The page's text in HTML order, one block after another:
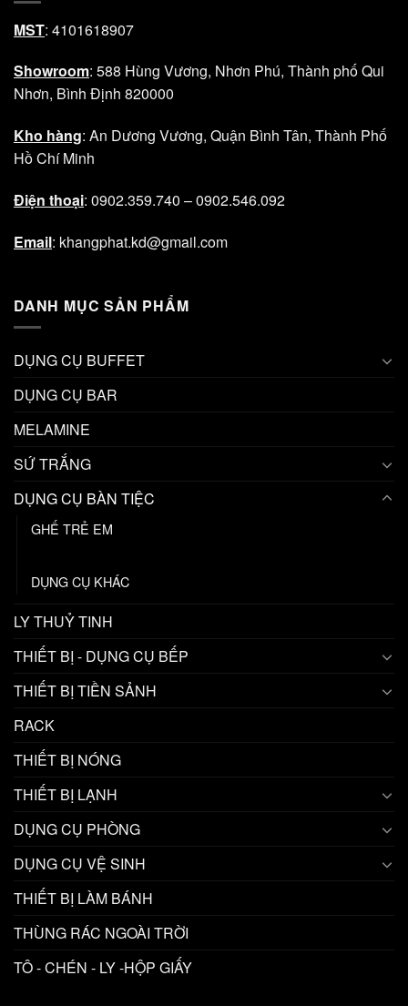
MST: 4101618907
Showroom: 588 Hùng Vương, Nhơn Phú, Thành phố Qui
Nhơn, Bình Định 820000
Kho hàng: An Dương Vương, Quận Bình Tân, Thành Phố
Hồ Chí Minh
Điện thoại: 0902.359.740 – 0902.546.092
Email: khangphat.kd@gmail.com
DANH MỤC SẢN PHẨM
DỤNG CỤ BUFFET
DỤNG CỤ BAR
MELAMINE
SỨ TRẮNG
DỤNG CỤ BÀN TIỆC
GHẾ TRẺ EM
DỤNG CỤ KHÁC
LY THUỶ TINH
THIẾT BỊ - DỤNG CỤ BẾP
THIẾT BỊ TIỀN SẢNH
RACK
THIẾT BỊ NÓNG
THIẾT BỊ LẠNH
DỤNG CỤ PHÒNG
DỤNG CỤ VỆ SINH
THIẾT BỊ LÀM BÁNH
THÙNG RÁC NGOÀI TRỜI
TÔ - CHÉN - LY -HỘP GIẤY